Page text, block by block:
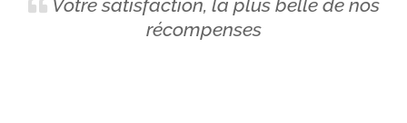
Votre satisfaction, la plus belle de nos
récompenses